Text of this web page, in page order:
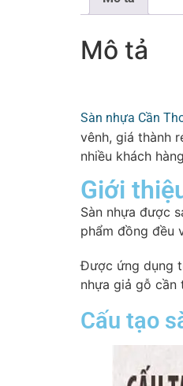
Mô tả
Sàn nhựa Cần
vênh, giá thành
nhiều khách
Giới
Sàn nhựa được
phẩm đồng đều
Được ứng dụng
nhựa giả gỗ cần
Cấu tạo